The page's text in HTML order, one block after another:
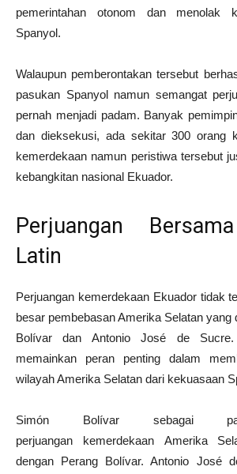
pemerintahan otonom dan menolak
Spanyol.
Walaupun pemberontakan tersebut
pasukan Spanyol namun semangat
pernah menjadi padam. Banyak
dan dieksekusi, ada sekitar 300 orang
kemerdekaan namun peristiwa tersebut
kebangkitan nasional Ekuador.
Perjuangan
Latin
Perjuangan kemerdekaan Ekuador tidak
besar pembebasan Amerika Selatan yang
Bolívar dan Antonio José de
memainkan peran penting dalam
wilayah Amerika Selatan dari kekuasaan
Simón Bolívar sebagai
perjuangan kemerdekaan Amerika
dengan Perang Bolívar. Antonio José